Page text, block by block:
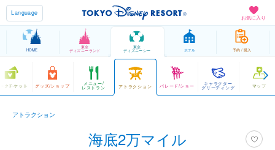
お気に入り
Language
HOME
東京
ディズニーランド
東京
ディズニーシー ホテル 予約 / 購入
クチケット グッズ/ショップ メニュー/
レストラン アトラクション パレード/ショー キャラクター
グリーティング マップ
アトラクション
海底2万マイル